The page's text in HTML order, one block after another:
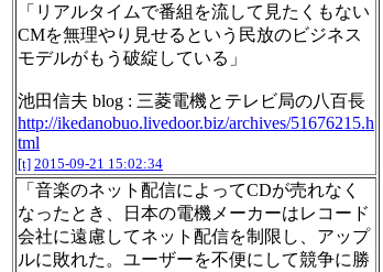
「リアルタイムで番組を流して見たくもない
CMを無理やり見せるという民放のビジネス
モデルがもう破綻している」
池田信夫 blog : 三菱電機とテレビ局の八百長
http://ikedanobuo.livedoor.biz/archives/51676215.h
tml
[t] 2015-09-21 15:02:34
「音楽のネット配信によってCDが売れなく
なったとき、日本の電機メーカーはレコード
会社に遠慮してネット配信を制限し、アップ
ルに敗れた。ユーザーを不便にして競争に勝